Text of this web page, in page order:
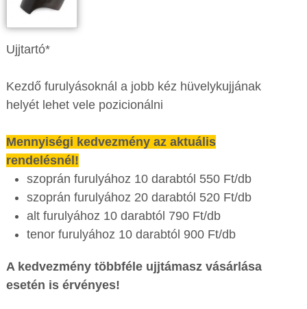
Ujjtartó*
Kezdő furulyásoknál a jobb kéz hüvelykujjának
helyét lehet vele pozicionálni
Mennyiségi kedvezmény az aktuális
rendelésnél!
szoprán furulyához 10 darabtól 550 Ft/db
szoprán furulyához 20 darabtól 520 Ft/db
alt furulyához 10 darabtól 790 Ft/db
tenor furulyához 10 darabtól 900 Ft/db
A kedvezmény többféle ujjtámasz vásárlása
esetén is érvényes!